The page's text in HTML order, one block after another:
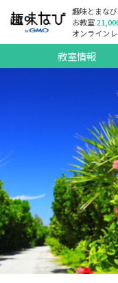
趣味とまな
お教室
オンライン
教室情報